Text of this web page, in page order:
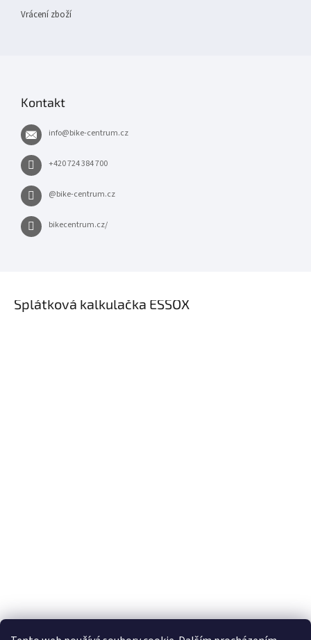
Vrácení zboží
Kontakt
info@bike-centrum.cz
+420 724 384 700
@bike-centrum.cz
bikecentrum.cz/
Splátková kalkulačka ESSOX